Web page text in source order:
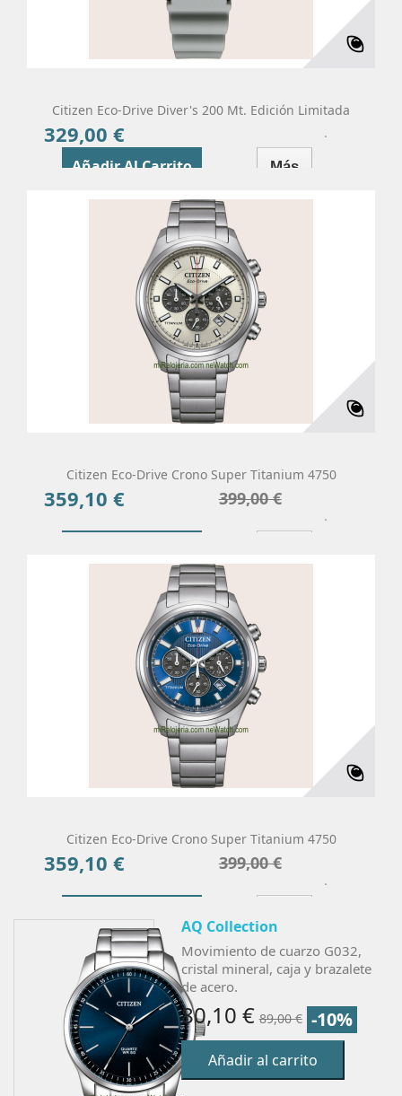
Citizen Eco-Drive Diver's 200 Mt. Edición Limitada
329,00 €
Añadir Al Carrito Más
Citizen Eco-Drive Crono Super Titanium 4750
Precio
359,10 €
Precio
399,00 €
Citizen Eco-Drive Crono Super Titanium 4750
Precio
359,10 €
Precio
399,00 €
AQ Collection
Movimiento de cuarzo G032,
cristal mineral, caja y brazalete
de acero.
80,10 € -10%
89,00 €
Añadir al carrito